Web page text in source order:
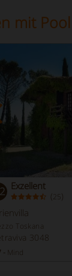
mit Pool
Exzellent
(25 )
Toskana
3048
- Mind